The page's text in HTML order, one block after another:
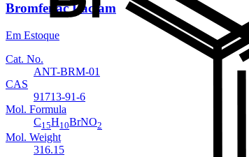
Bromfenac Lactam
Em Estoque
Cat. No.
ANT-BRM-01
CAS
91713-91-6
Mol. Formula
C15H10BrNO2
Mol. Weight
316.15